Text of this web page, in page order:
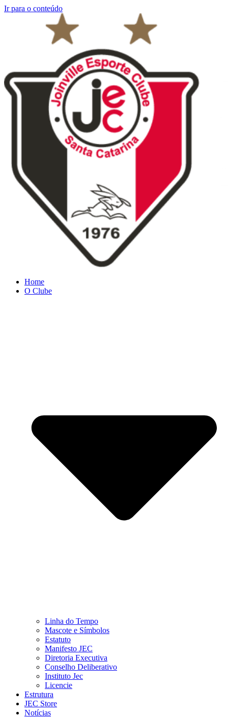
Ir para o conteúdo
Home
O Clube
Linha do Tempo
Mascote e Símbolos
Estatuto
Manifesto JEC
Diretoria Executiva
Conselho Deliberativo
Instituto Jec
Licencie
Estrutura
JEC Store
Notícias